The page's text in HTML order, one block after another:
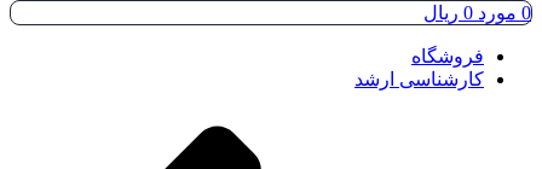
0 مورد 0 ریال
فروشگاه
کارشناسی ارشد